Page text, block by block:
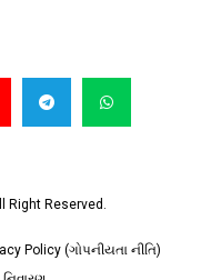
Right Reserved.
Policy (ગોપનીયતા નીતિ)